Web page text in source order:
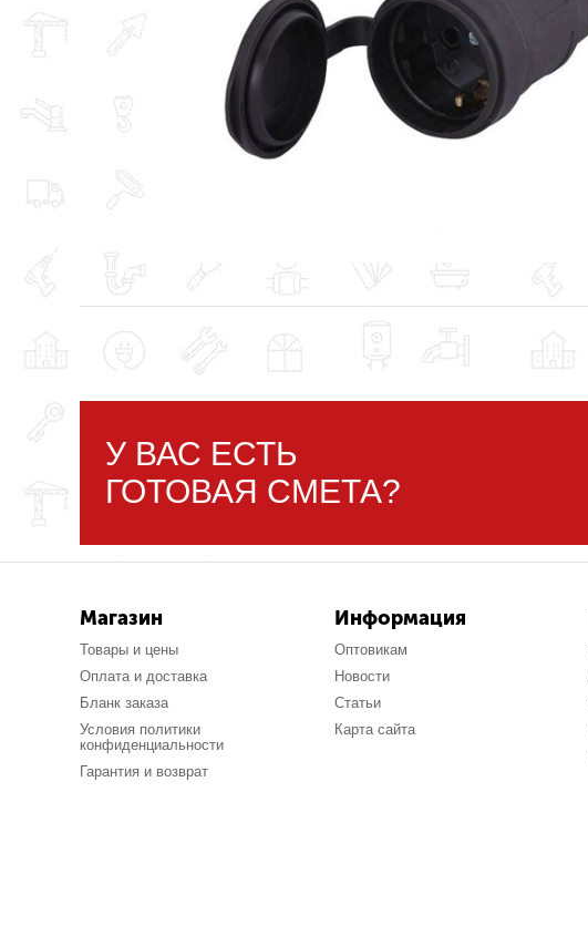
У ВАС ЕСТЬ
ГОТОВАЯ СМЕТА?
Магазин
Товары и цены
Оплата и доставка
Бланк заказа
Условия политики
конфиденциальности
Гарантия и возврат
Информация
Оптовикам
Новости
Статьи
Карта сайта